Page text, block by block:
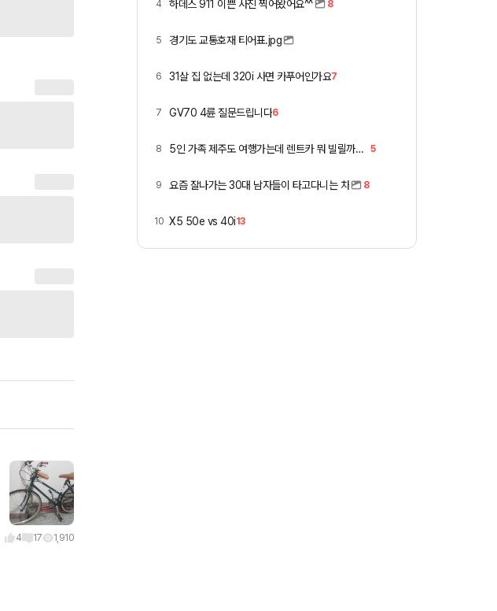
4 17 1,910
4 하데스 911 이쁜 사진 찍어왔어요^^ 8
5 경기도 교통호재 티어표.jpg
6 31살 집 없는데 320i 사면 카푸어인가요7
7 GV70 4륜 질문드립니다6
8 5인 가족 제주도 여행가는데 렌트카 뭐 빌릴까요 ㅎ 5
9 요즘 잘나가는 30대 남자들이 타고다니는 차 8
10 X5 50e vs 40i13